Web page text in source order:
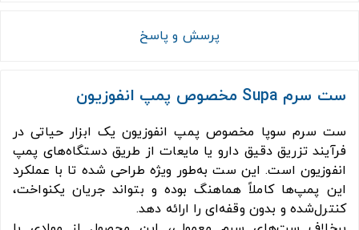
پرسش و پاسخ
ست سرم Supa مخصوص پمپ انفوزیون
ست سرم سوپا مخصوص پمپ انفوزیون یک ابزار حیاتی در
فرآیند تزریق دقیق دارو یا مایعات از طریق دستگاه‌های پمپ
انفوزیون است. این ست به‌طور ویژه طراحی شده تا با عملکرد
این پمپ‌ها کاملاً هماهنگ بوده و بتواند جریان یکنواخت،
کنترل‌شده و بدون وقفه‌ای را ارائه دهد.